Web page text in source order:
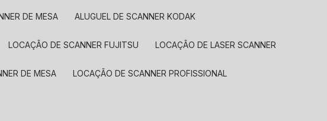
DE MESA ALUGUEL DE SCANNER KODAK
LOCAÇÃO DE SCANNER FUJITSU LOCAÇÃO DE LASER SCANNER
DE MESA LOCAÇÃO DE SCANNER PROFISSIONAL